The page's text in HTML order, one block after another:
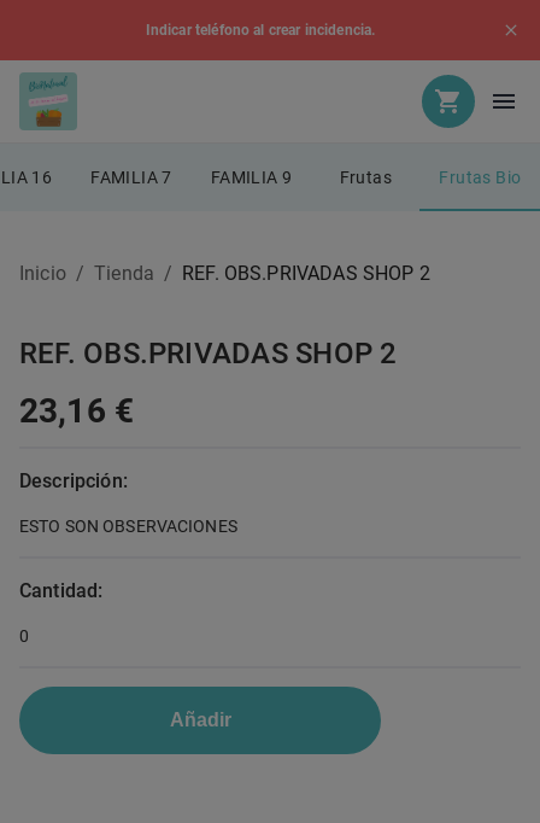
Indicar teléfono al crear incidencia.
16 FAMILIA 7 FAMILIA 9 Frutas Frutas Bio
Inicio / Tienda / REF. OBS.PRIVADAS SHOP 2
REF. OBS.PRIVADAS SHOP 2
23,16 €
Descripción:
ESTO SON OBSERVACIONES
Cantidad:
0
Añadir